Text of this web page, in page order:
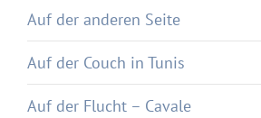
Auf der anderen Seite
Auf der Couch in Tunis
Auf der Flucht – Cavale